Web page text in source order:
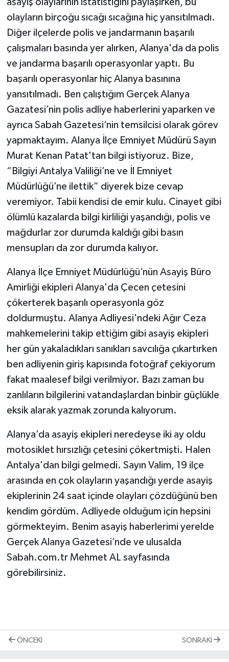
olayların birçoğu sıcağı sıcağına hiç yansıtılmadı.
Diğer ilçelerde polis ve jandarmanın başarılı
çalışmaları basında yer alırken, Alanya'da da polis
ve jandarma başarılı operasyonlar yaptı. Bu
başarılı operasyonlar hiç Alanya basınına
yansıtılmadı. Ben çalıştığım Gerçek Alanya
Gazatesi’nin polis adliye haberlerini yaparken ve
ayrıca Sabah Gazetesi’nin temsilcisi olarak görev
yapmaktayım. Alanya İlçe Emniyet Müdürü Sayın
Murat Kenan Patat'tan bilgi istiyoruz. Bize,
“Bilgiyi Antalya Valiliği’ne ve İl Emniyet
Müdürlüğü’ne ilettik” diyerek bize cevap
veremiyor. Tabii kendisi de emir kulu. Cinayet gibi
ölümlü kazalarda bilgi kirliliği yaşandığı, polis ve
mağdurlar zor durumda kaldığı gibi basın
mensupları da zor durumda kalıyor.
Alanya İlçe Emniyet Müdürlüğü’nün Asayiş Büro
Amirliği ekipleri Alanya'da Çecen çetesini
çökerterek başarılı operasyonla göz
doldurmuştu. Alanya Adliyesi'ndeki Ağır Ceza
mahkemelerini takip ettiğim gibi asayiş ekipleri
her gün yakaladıkları sanıkları savcılığa çıkartırken
ben adliyenin giriş kapısında fotoğraf çekiyorum
fakat maalesef bilgi verilmiyor. Bazı zaman bu
zanlıların bilgilerini vatandaşlardan binbir güçlükle
eksik alarak yazmak zorunda kalıyorum.
Alanya’da asayiş ekipleri neredeyse iki ay oldu
motosiklet hırsızlığı çetesini çökertmişti. Halen
Antalya'dan bilgi gelmedi. Sayın Valim, 19 ilçe
arasında en çok olayların yaşandığı yerde asayiş
ekiplerinin 24 saat içinde olayları çözdüğünü ben
kendim gördüm. Adliyede olduğum için hepsini
görmekteyim. Benim asayiş haberlerimi yerelde
Gerçek Alanya Gazetesi’nde ve ulusalda
Sabah.com.tr Mehmet AL sayfasında
görebilirsiniz.
ÖNCEKI SONRAKI